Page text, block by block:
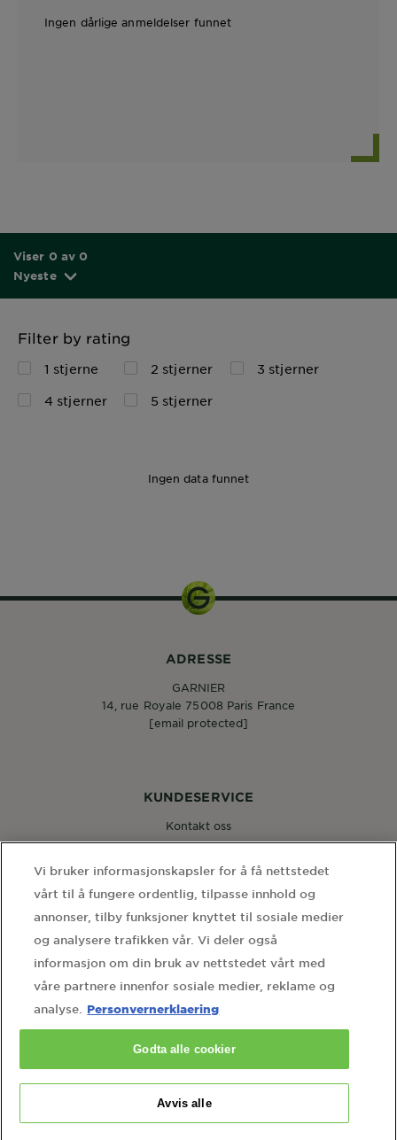
Ingen dårlige anmeldelser funnet
Viser 0 av 0
Nyeste
Filter by rating
1 stjerne 2 stjerner
3 stjerner
4 stjerner
5 stjerner
Ingen data funnet
WEBSITE LINKS
home sidekart
personvernerklaering
informasjonskapselinnstillinger
kontakt personvernombudet
Country
KUNDESERVICE
Kontakt oss
FØLG OSS
ADRESSE
GARNIER
14, rue Royale 75008 Paris France
[email protected]
Vi bruker informasjonskapsler for å få nettstedet
vårt til å fungere ordentlig, tilpasse innhold og
annonser, tilby funksjoner knyttet til sosiale medier
og analysere trafikken vår. Vi deler også
informasjon om din bruk av nettstedet vårt med
våre partnere innenfor sosiale medier, reklame og
analyse.
Personvernerklaering
Avvis alle
Godta alle cookier